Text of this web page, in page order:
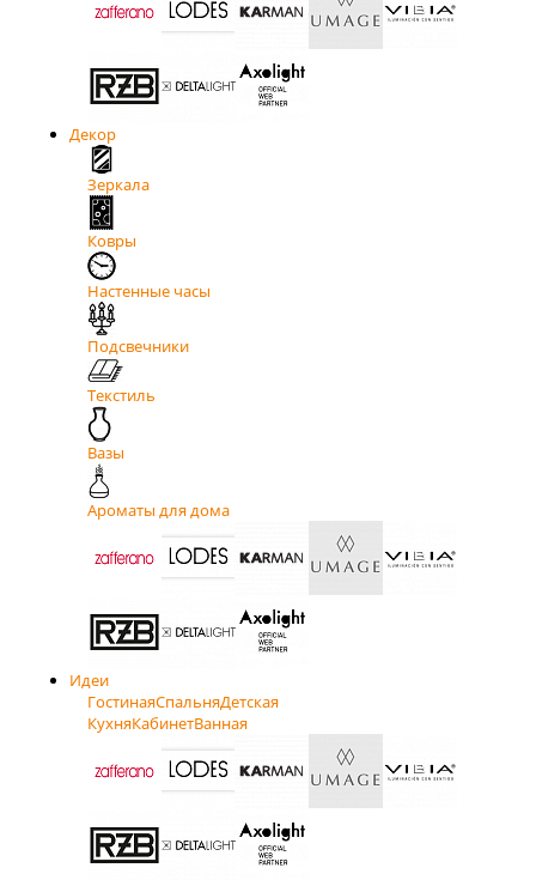
Декор
Зеркала
Ковры
Настенные часы
Подсвечники
Текстиль
Вазы
Ароматы для дома
Идеи
ГостинаяСпальняДетская
КухняКабинетВанная